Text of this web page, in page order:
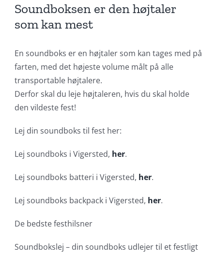
Soundboksen er den højtaler
som kan mest
En soundboks er en højtaler som kan tages med på
farten, med det højeste volume målt på alle
transportable højtalere.
Derfor skal du leje højtaleren, hvis du skal holde
den vildeste fest!
Lej din soundboks til fest her:
Lej soundboks i Vigersted, her.
Lej soundboks batteri i Vigersted, her.
Lej soundboks backpack i Vigersted, her.
De bedste festhilsner
Soundbokslej – din soundboks udlejer til et festligt